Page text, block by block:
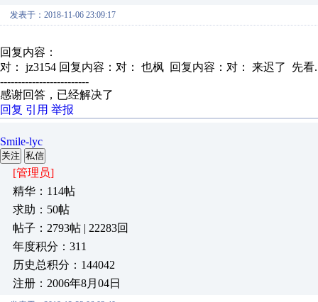
发表于：2018-11-06 23:09:17
回复内容：
对： jz3154 回复内容：对： 也枫 回复内容：对： 来迟了 先
-------------------------
感谢回答，已经解决了
回复 引用 举报
Smile-lyc
关注 私信
[管理员]
精华：114帖
求助：50帖
帖子：2793帖 | 22283回
年度积分：311
历史总积分：144042
注册：2006年8月04日